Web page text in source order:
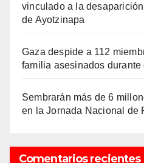
vinculado a la
de Ayotzinapa
Gaza despide a 112
familia asesinados
Sembrarán más de 6
en la Jornada Nacional de
Comentarios recientes